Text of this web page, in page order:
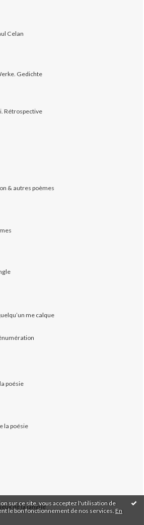
sur ce site, vous acceptez l'utilisation de
le bon fonctionnement de nos services. En
Celan
Gedichte
Rétrospective
& autres poèmes
me calque
poésie
la poésie
de la langue